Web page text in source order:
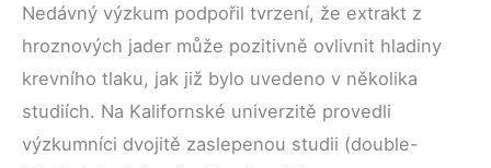
Nedávný výzkum podpořil tvrzení, že extrakt z
hroznových jader může pozitivně ovlivnit hladiny
krevního tlaku, jak již bylo uvedeno v několika
studiích. Na Kalifornské univerzitě provedli
výzkumníci dvojitě zaslepenou studii (double-